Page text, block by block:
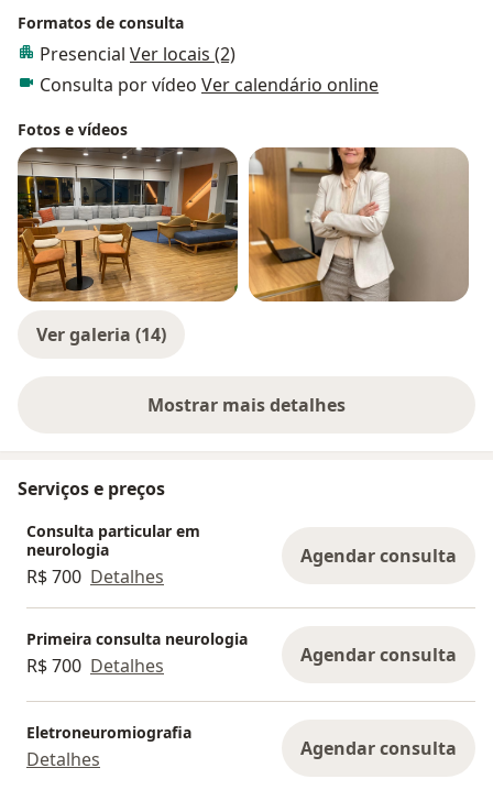
Formatos de consulta
Presencial Ver locais (2)
Consulta por vídeo Ver calendário online
Fotos e vídeos
Ver galeria (14)
Mostrar mais detalhes
sobre a experiência
Serviços e preços
Consulta particular em
neurologia
R$ 700 Detalhes
Agendar consulta
Primeira consulta neurologia
R$ 700 Detalhes Agendar consulta
Eletroneuromiografia
Detalhes Agendar consulta